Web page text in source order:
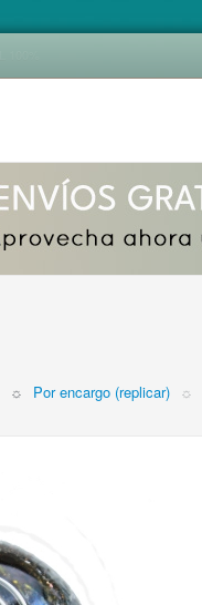
☼ Por encargo (replicar) ☼